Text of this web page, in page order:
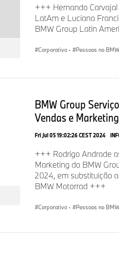
2025 foi de € 10,2 bilhões em
BMW Group tinha uma força de
O sucesso econômico do BMW
e na ação responsável. A
Para mais informações sobre a
Assessoria de Imprensa do
JeffreyGroup –
Fabio Perrotta Jr. –
(21) 9.9997-9113
+++ Hernando
LatAm e Luciana
BMW Group Latin
Corporativo · Pessoas no
BMW Group
Vendas e
Fri Jul 05 19:02:26 CEST 2024
+++ Rodrigo Andrade
Marketing do BMW
2024, em substituição
BMW Motorrad +++
Corporativo · Pessoas no